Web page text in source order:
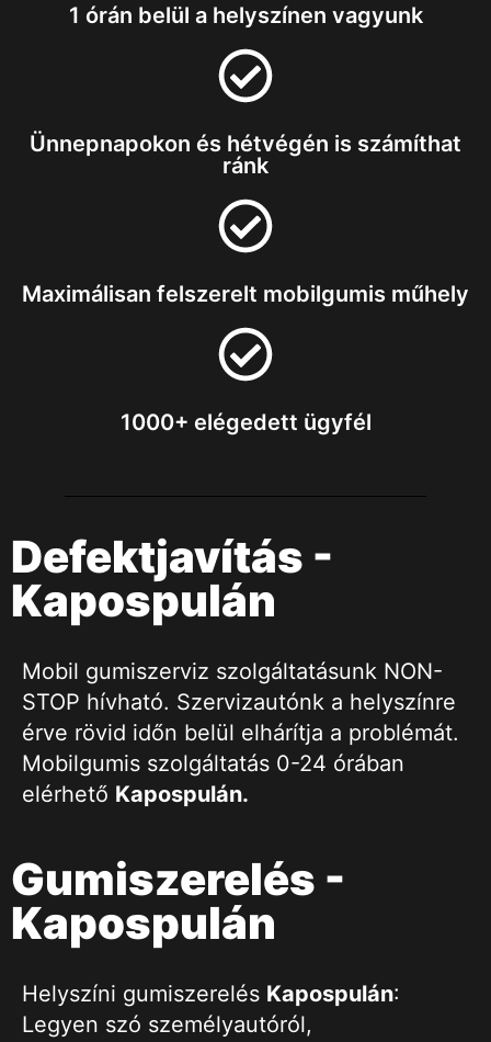
1 órán belül a helyszínen vagyunk
Ünnepnapokon és hétvégén is számíthat
ránk
Maximálisan felszerelt mobilgumis műhely
1000+ elégedett ügyfél
Defektjavítás -
Kapospulán
Mobil gumiszerviz szolgáltatásunk NON-
STOP hívható. Szervizautónk a helyszínre
érve rövid időn belül elhárítja a problémát.
Mobilgumis szolgáltatás 0-24 órában
elérhető Kapospulán.
Gumiszerelés -
Kapospulán
Helyszíni gumiszerelés Kapospulán:
Legyen szó személyautóról,